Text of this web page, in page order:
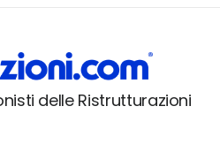
delle Ristrutturazioni